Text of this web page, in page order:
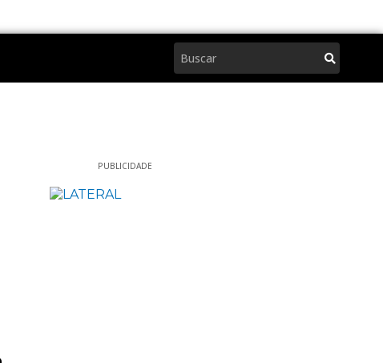
Pesquisar
PUBLICIDADE